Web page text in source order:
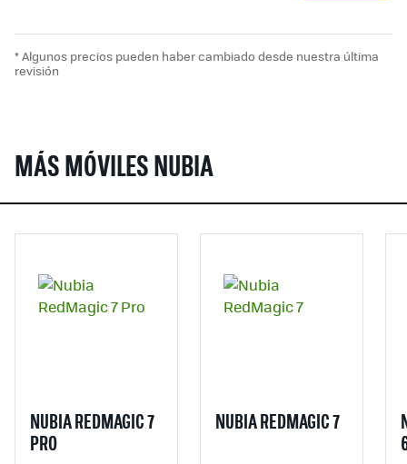
* Algunos precios pueden haber cambiado desde nuestra última
revisión
MÁS MÓVILES NUBIA
NUBIA REDMAGIC 7
PRO
NUBIA REDMAGIC 7